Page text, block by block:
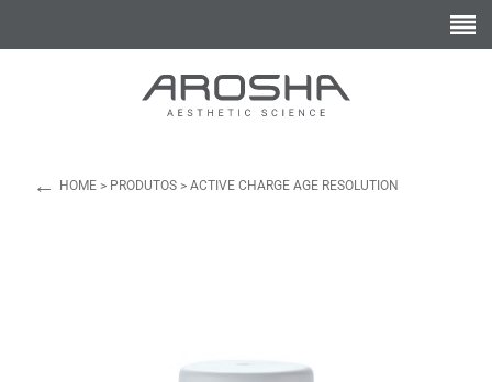
← HOME > PRODUTOS > ACTIVE CHARGE AGE RESOLUTION